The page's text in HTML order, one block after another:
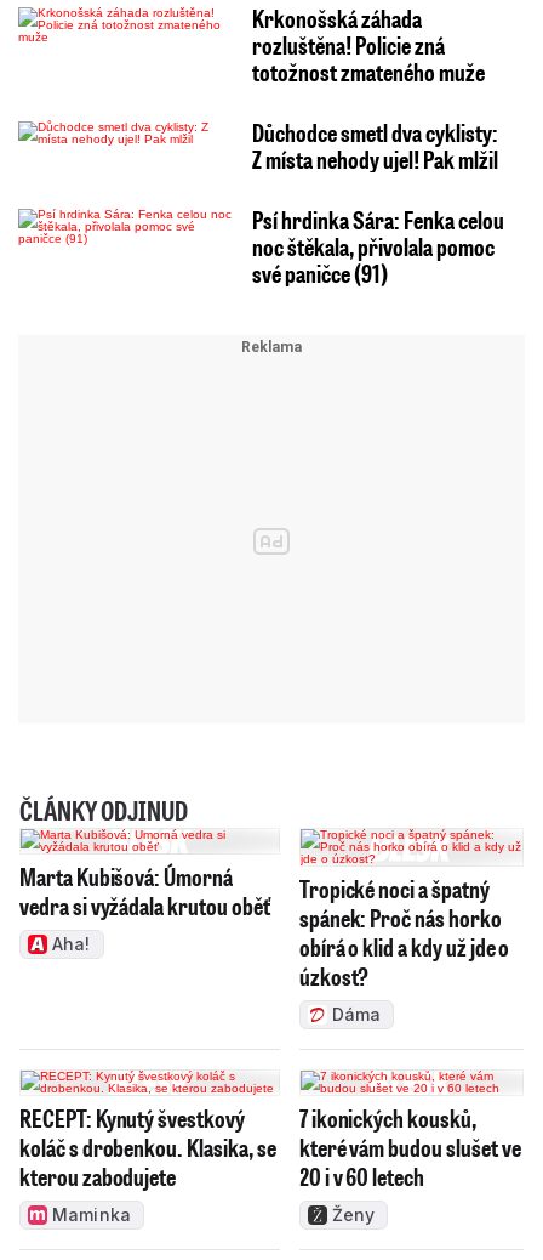
Krkonošská záhada
rozluštěna! Policie zná
totožnost zmateného muže
Důchodce smetl dva cyklisty:
Z místa nehody ujel! Pak mlžil
Psí hrdinka Sára: Fenka celou
noc štěkala, přivolala pomoc
své paničce (91)
ČLÁNKY ODJINUD
Marta Kubišová: Úmorná
vedra si vyžádala krutou oběť
Aha!
Tropické noci a špatný
spánek: Proč nás horko
obírá o klid a kdy už jde o
úzkost?
Dáma
RECEPT: Kynutý švestkový
koláč s drobenkou. Klasika, se
kterou zabodujete
Maminka
7 ikonických kousků,
které vám budou slušet ve
20 i v 60 letech
Ženy